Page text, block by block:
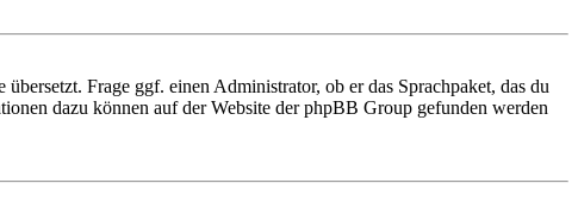
Frage ggf. einen Administrator, ob er das Sprachpaket, das du
dazu können auf der Website der phpBB Group gefunden werden